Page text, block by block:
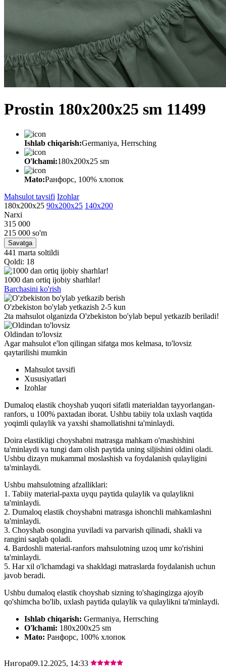
Prostin 180x200x25 sm 11499
Ishlab chiqarish:Germaniya, Herrsching
O'lchami:180x200x25 sm
Mato:Ранфорс, 100% хлопок
Mahsulot tavsifi Izohlar
180x200х25 90x200x25 140x200
Narxi
315 000
215 000 so'm
Savatga
441 marta soltildi
Qoldi: 18
1000 dan ortiq ijobiy sharhlar!
Barchasini ko'rish
O'zbekiston bo'ylab yetkazish 2-5 kun
2ta mahsulot olganizda O'zbekiston bo'ylab bepul yetkazib beriladi!
Oldindan to'lovsiz
Agar mahsulot e'lon qilingan sifatga mos kelmasa, to'lovsiz
qaytarilishi mumkin
Mahsulot tavsifi
Xususiyatlari
Izohlar
Dumaloq elastik choyshab yuqori sifatli materialdan tayyorlangan-
ranfors, u 100% paxtadan iborat. Ushbu tabiiy tola uxlash vaqtida
yoqimli qulaylik va yaxshi shamollatishni ta'minlaydi.
Doira elastikligi choyshabni matrasga mahkam o'rnashishini
ta'minlaydi va tungi dam olish paytida uning siljishini oldini oladi.
Ushbu dizayn mukammal moslashish va foydalanish qulayligini
ta'minlaydi.
Ushbu mahsulotning afzalliklari:
1. Tabiiy material-paxta uyqu paytida qulaylik va qulaylikni
ta'minlaydi.
2. Dumaloq elastik choyshabni matrasga ishonchli mahkamlashni
ta'minlaydi.
3. Choyshab osongina yuviladi va parvarish qilinadi, shakli va
rangini saqlab qoladi.
4. Bardoshli material-ranfors mahsulotning uzoq umr ko'rishini
ta'minlaydi.
5. Har xil o'lchamdagi va shakldagi matraslarda foydalanish uchun
javob beradi.
Ushbu dumaloq elastik choyshab sizning to'shagingizga ajoyib
qo'shimcha bo'lib, uxlash paytida qulaylik va qulaylikni ta'minlaydi.
Ishlab chiqarish: Germaniya, Herrsching
O'lchami: 180x200x25 sm
Mato: Ранфорс, 100% хлопок
Нигора09.12.2025, 14:33